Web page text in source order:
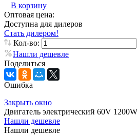
В корзину
Оптовая цена:
Доступна для дилеров
Стать дилером!
Кол-во:
Нашли дешевле
Поделиться
Ошибка
Закрыть окно
Двигатель электрический 60V 1200W
Нашли дешевле
Нашли дешевле